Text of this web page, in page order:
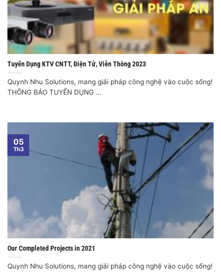
Tuyển Dụng KTV CNTT, Điện Tử, Viễn Thông 2023
Quynh Nhu Solutions, mang giải pháp công nghệ vào cuộc sống!
THÔNG BÁO TUYỂN DỤNG ...
Our Completed Projects in 2021
Quynh Nhu Solutions, mang giải pháp công nghệ vào cuộc sống!
05
Th3